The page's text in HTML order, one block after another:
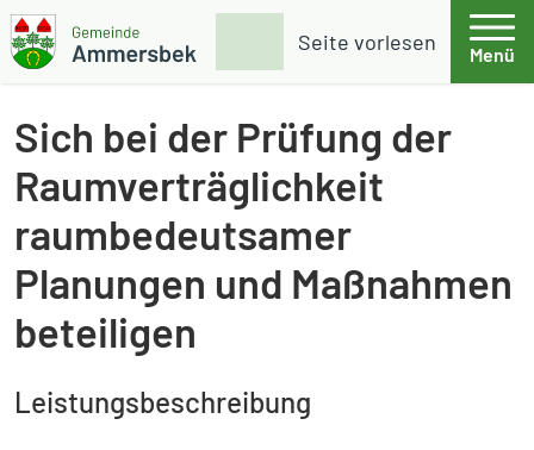
Weiter zum Inhalt
Skip to footer
Seite vorlesen
Suche
Menü
Sich bei der Prüfung der
Raumverträglichkeit
raumbedeutsamer
Planungen und Maßnahmen
beteiligen
Leistungsbeschreibung